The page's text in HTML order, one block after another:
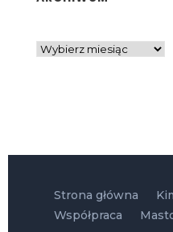
Strona główna
Współpraca